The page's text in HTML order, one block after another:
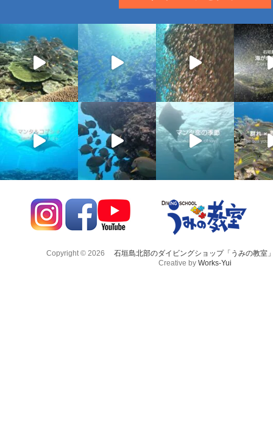
Copyright © 2026
石垣島北部のダイビングショップ「うみの教室
Creative by Works-Yui